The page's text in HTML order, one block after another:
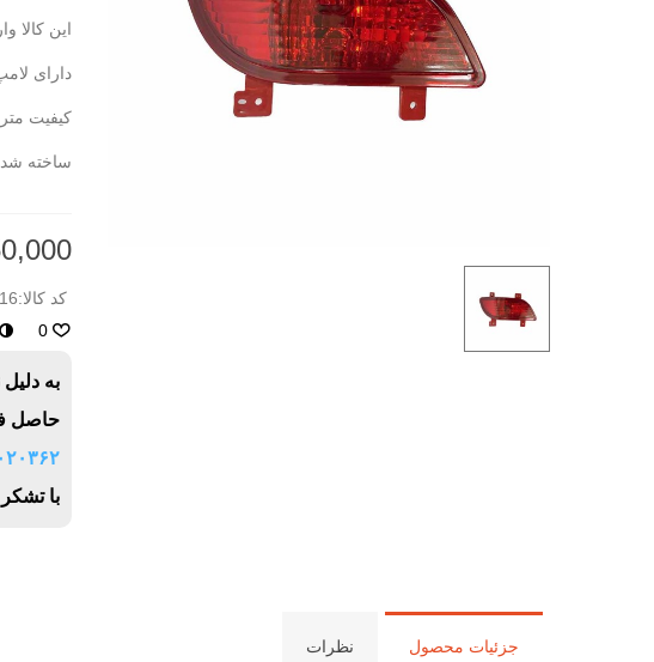
این کالا
دارای
کیفیت
ساخته
850,000
کد کالا:
0
به
حاصل
با
جزئیات محصول نظرات